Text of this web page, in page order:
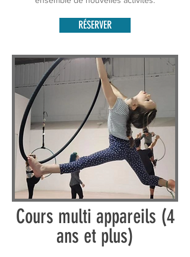
RÉSERVER
Cours multi appareils (4
ans et plus)